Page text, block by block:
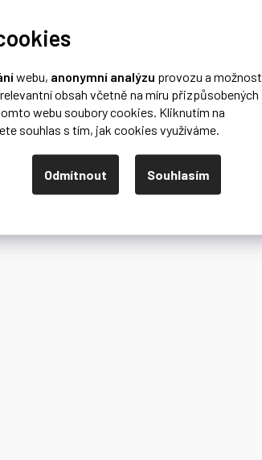
webu, anonymní analýzu provozu a možnost
obsah včetně na míru přizpůsobených
webu soubory cookies. Kliknutím na
souhlas s tím, jak cookies využíváme.
Odmítnout Souhlasím